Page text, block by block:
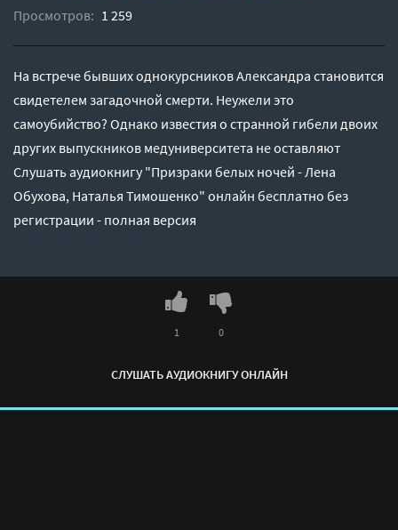
Просмотров: 1 259
На встрече бывших однокурсников Александра становится
свидетелем загадочной смерти. Неужели это
самоубийство? Однако известия о странной гибели двоих
других выпускников медуниверситета не оставляют
Слушать аудиокнигу "Призраки белых ночей - Лена
Обухова, Наталья Тимошенко" онлайн бесплатно без
регистрации - полная версия
СЛУШАТЬ АУДИОКНИГУ ОНЛАЙН
1 0